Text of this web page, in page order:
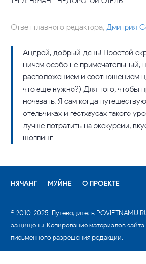
Ответ главного редактора,Дмитрия
Андрей, добрый день! Простой
ничем особо не примечательный,
расположением и соотношением
что еще нужно?) Для того, чтобы
ночевать. Я сам когда
отельчиках и гестхаусах такого
лучше потратить на экскурсии,
шоппинг
НЯЧАНГ МУЙНЕ О ПРОЕКТЕ
© 2010-2025. Путеводитель
защищены. Копирование материалов сайта
письменного разрешения редакции.